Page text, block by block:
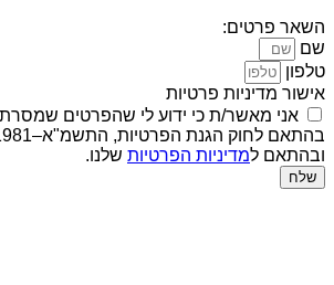
השאר פרטים:
שם
טלפון
אישור מדיניות פרטיות
אני מאשר/ת כי ידוע לי שהפרטים שמסרתי
ובהתאם למדיניות הפרטיות שלנו.
שלח